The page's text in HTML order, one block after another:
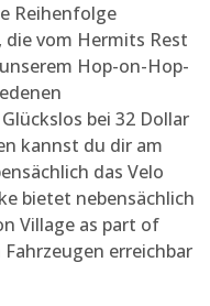
Reihenfolge
vom Hermits Rest
Hop-on-Hop-
bei 32 Dollar
kannst du dir am
das Velo
bietet nebensächlich
Village as part of
erreichbar